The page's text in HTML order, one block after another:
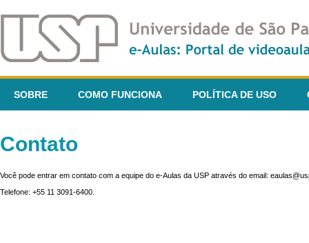
SOBRE COMO FUNCIONA POLÍTICA DE USO
Contato
Você pode entrar em contato com a equipe do e-Aulas da USP através do email:
Telefone: +55 11 3091-6400.